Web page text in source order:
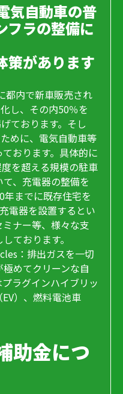
気自動車の普
フラの整備に
があります
都内で新車販売され
し、その内50％を
ております。そし
めに、電気自動車等
おります。具体的に
を超える規模の駐車
、充電器の整備を
年までに既存住宅を
電器を設置するとい
ナー等、様々な支
ております。
：排出ガスを一切
めてクリーンな自
ラグインハイブリッ
）、燃料電池車
助金につ